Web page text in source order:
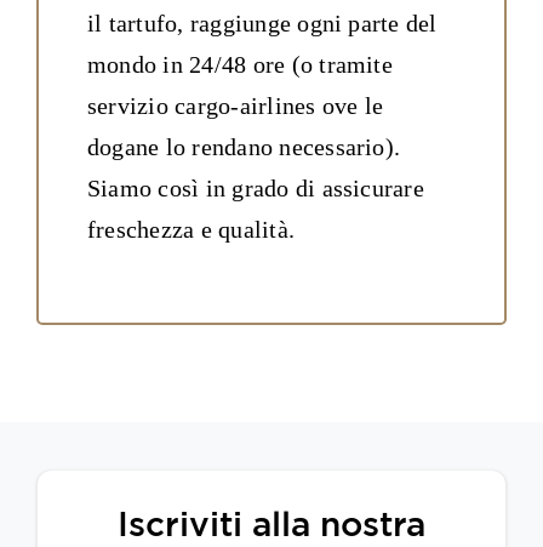
il tartufo, raggiunge ogni parte del
mondo in 24/48 ore (o tramite
servizio cargo-airlines ove le
dogane lo rendano necessario).
Siamo così in grado di assicurare
freschezza e qualità.
Iscriviti alla nostra